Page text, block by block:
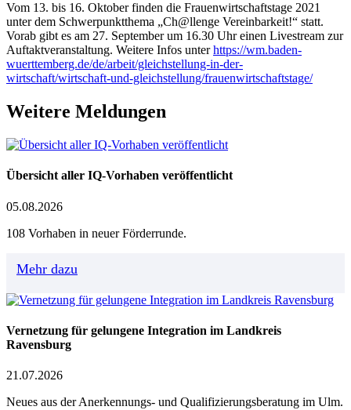
Vom 13. bis 16. Oktober finden die Frauenwirtschaftstage 2021
unter dem Schwerpunktthema „Ch@llenge Vereinbarkeit!“ statt.
Vorab gibt es am 27. September um 16.30 Uhr einen Livestream zur
Auftaktveranstaltung. Weitere Infos unterhttps://wm.baden-
wuerttemberg.de/de/arbeit/gleichstellung-in-der-
wirtschaft/wirtschaft-und-gleichstellung/frauenwirtschaftstage/
Weitere Meldungen
Übersicht aller IQ-Vorhaben veröffentlicht
05.08.2026
108 Vorhaben in neuer Förderrunde.
Mehr dazu
Vernetzung für gelungene Integration im Landkreis
Ravensburg
21.07.2026
Neues aus der Anerkennungs- und Qualifizierungsberatung im Ulm.